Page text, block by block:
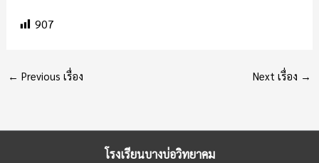
907
← Previous เรื่อง Next เรื่อง →
โรงเรียนบางบ่อวิทยาคม